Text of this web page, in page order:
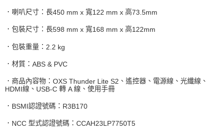
．喇叭尺寸：長450 mm x 寬122 mm x 高73.5mm
．包裝尺寸：長598 mm x 寬168 mm x 高122mm
．包裝重量： 2.2 kg
．材質： ABS & PVC
．商品內容物： OXS Thunder Lite S2 、遙控器、電源線、光纖線、
HDMI線、 USB-C 轉 A線、使用手冊
． BSMI認證號碼： R3B170
． NCC 型式認證號碼： CCAH23LP7750T5